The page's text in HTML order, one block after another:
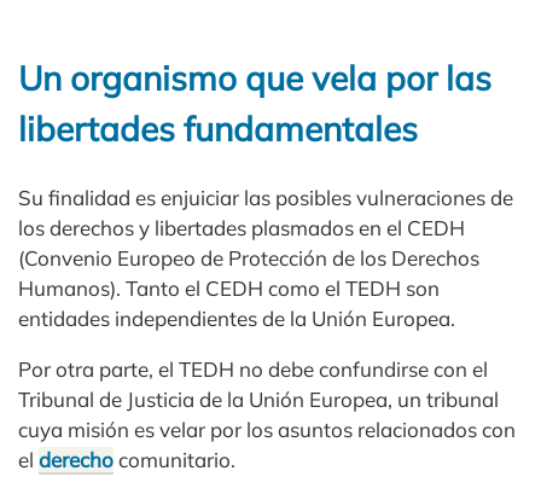
Un organismo que vela por las
libertades fundamentales
Su finalidad es enjuiciar las posibles vulneraciones de
los derechos y libertades plasmados en el CEDH
(Convenio Europeo de Protección de los Derechos
Humanos). Tanto el CEDH como el TEDH son
entidades independientes de la Unión Europea.
Por otra parte, el TEDH no debe confundirse con el
Tribunal de Justicia de la Unión Europea, un tribunal
cuya misión es velar por los asuntos relacionados con
el derechocomunitario.